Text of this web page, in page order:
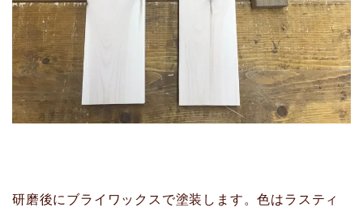
研磨後にブライワックスで塗装します。色はラスティ